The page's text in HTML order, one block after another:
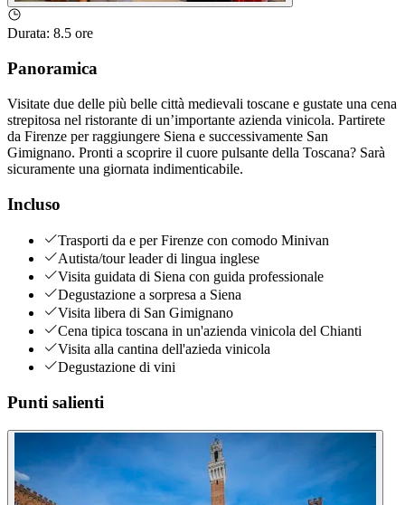
Durata: 8.5 ore
Panoramica
Visitate due delle più belle città medievali toscane e gustate una cena
strepitosa nel ristorante di un’importante azienda vinicola. Partirete
da Firenze per raggiungere Siena e successivamente San
Gimignano. Pronti a scoprire il cuore pulsante della Toscana? Sarà
sicuramente una giornata indimenticabile.
Incluso
Trasporti da e per Firenze con comodo Minivan
Autista/tour leader di lingua inglese
Visita guidata di Siena con guida professionale
Degustazione a sorpresa a Siena
Visita libera di San Gimignano
Cena tipica toscana in un'azienda vinicola del Chianti
Visita alla cantina dell'azieda vinicola
Degustazione di vini
Punti salienti